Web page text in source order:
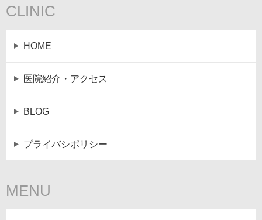
CLINIC
HOME
医院紹介・アクセス
BLOG
プライバシポリシー
MENU